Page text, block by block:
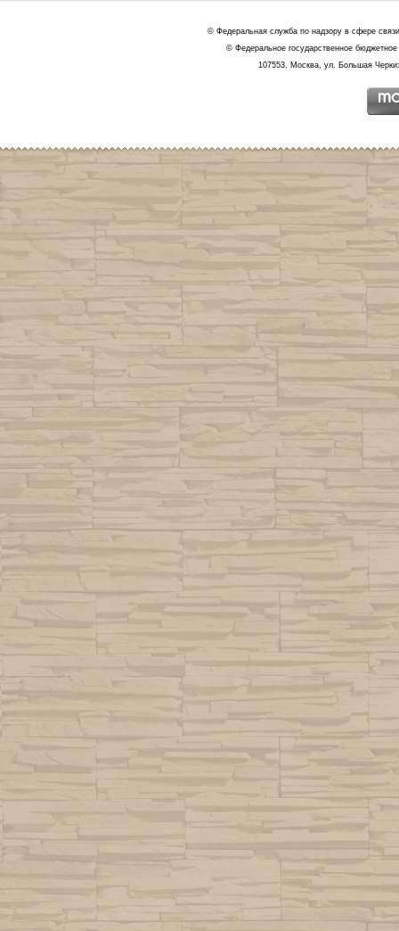
© Федеральная служба по надзору в сфере
© Федеральное государственное
107553, Москва, ул. Большая